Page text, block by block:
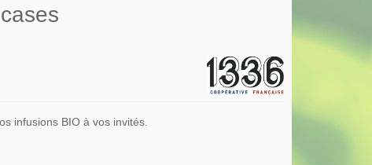
infusions BIO à vos invités.